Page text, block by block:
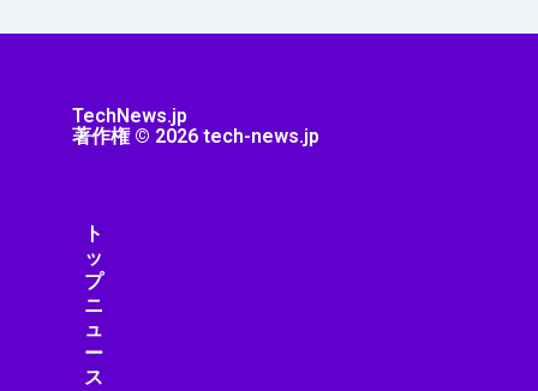
TechNews.jp
著作権 © 2026 tech-news.jp
ト
ッ
プ
ニ
ュ
ー
ス